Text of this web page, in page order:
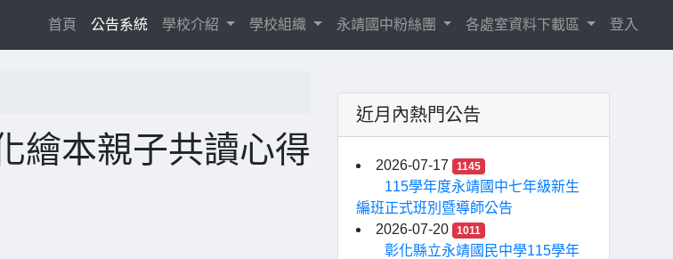
首頁 (current)
公告系統 學校介紹 學校組織 永靖國中粉絲團 各處室資料下載區 登入
繪本親子共讀心得
近月內熱門公告
2026-07-17 1145
115學年度永靖國中七年級新生
編班正式班別暨導師公告
2026-07-20
1011
彰化縣立永靖國民中學115學年